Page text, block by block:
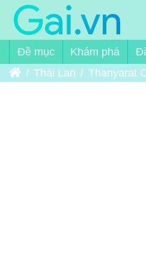
Đề mục Khám phá
Trang chủThái Lan Thanyarat